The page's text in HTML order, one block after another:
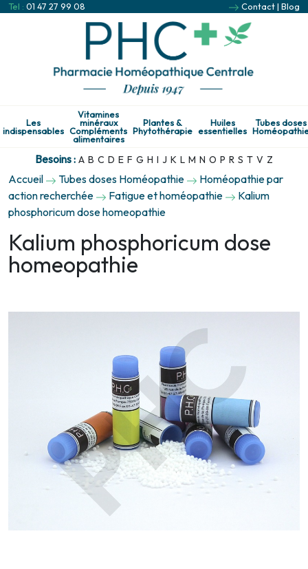
Tel : 01 47 27 99 08 Contact| Blog
Les
indispensables
Vitamines
minéraux
Compléments
alimentaires
Plantes &
Phytothérapie
Huiles
essentielles
Tubes doses
Besoins : A B C D E F G H I J K L M N O P R S T V Z
Accueil Tubes doses Homéopathie
Homéopathie par
action recherchée
Fatigue et homéopathie
Kalium
phosphoricum dose homeopathie
Kalium phosphoricum dose
homeopathie